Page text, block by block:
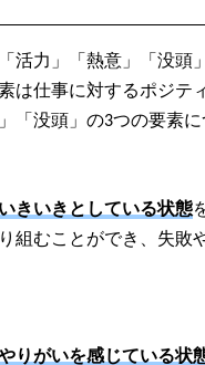
活力」「熱意」「没頭
は仕事に対するポジテ
「没頭」の3つの要素に
きいきとしている状態
組むことができ、失敗
りがいを感じている状